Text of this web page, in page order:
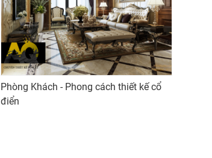
Phòng Khách - Phong cách thiết kế cổ
điển